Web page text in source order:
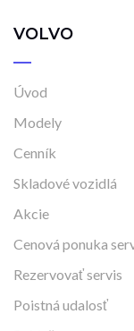
VOLVO
Úvod
Modely
Cenník
Skladové vozidlá
Akcie
Cenová ponuka
Rezervovať servis
Poistná udalosť